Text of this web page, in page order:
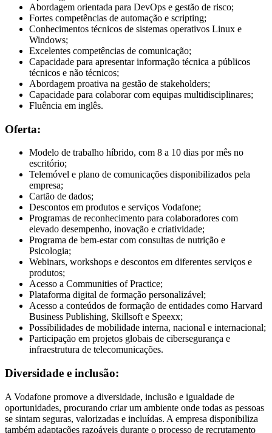
Abordagem orientada para DevOps e gestão de risco;
Fortes competências de automação e scripting;
Conhecimentos técnicos de sistemas operativos Linux e
Windows;
Excelentes competências de comunicação;
Capacidade para apresentar informação técnica a públicos
técnicos e não técnicos;
Abordagem proativa na gestão de stakeholders;
Capacidade para colaborar com equipas multidisciplinares;
Fluência em inglês.
Oferta:
Modelo de trabalho híbrido, com 8 a 10 dias por mês no
escritório;
Telemóvel e plano de comunicações disponibilizados pela
empresa;
Cartão de dados;
Descontos em produtos e serviços Vodafone;
Programas de reconhecimento para colaboradores com
elevado desempenho, inovação e criatividade;
Programa de bem-estar com consultas de nutrição e
Psicologia;
Webinars, workshops e descontos em diferentes serviços e
produtos;
Acesso a Communities of Practice;
Plataforma digital de formação personalizável;
Acesso a conteúdos de formação de entidades como Harvard
Business Publishing, Skillsoft e Speexx;
Possibilidades de mobilidade interna, nacional e internacional;
Participação em projetos globais de cibersegurança e
infraestrutura de telecomunicações.
Diversidade e inclusão:
A Vodafone promove a diversidade, inclusão e igualdade de
oportunidades, procurando criar um ambiente onde todas as pessoas
se sintam seguras, valorizadas e incluídas. A empresa disponibiliza
também adaptações razoáveis durante o processo de recrutamento